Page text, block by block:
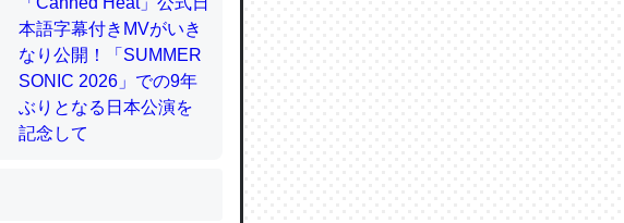
ちRingも置こうかと画策
や充電中かが分かるのでこ